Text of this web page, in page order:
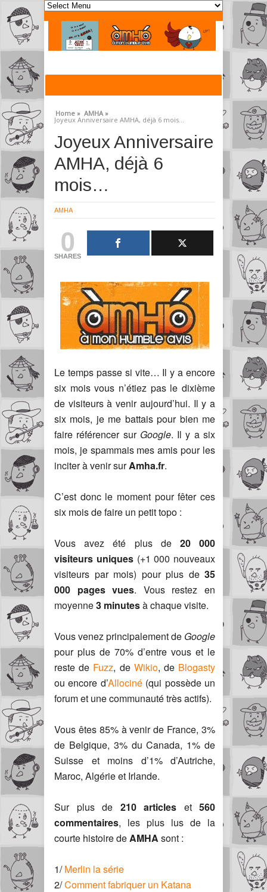
Home » AMHA »
Joyeux Anniversaire AMHA, déjà 6 mois…
Joyeux Anniversaire
AMHA, déjà 6
mois…
AMHA
0
SHARES
Le temps passe si vite… Il y a encore
six mois vous n’étiez pas le dixième
de visiteurs à venir aujourd’hui. Il y a
six mois, je me battais pour bien me
faire référencer sur Google. Il y a six
mois, je spammais mes amis pour les
inciter à venir surAmha.fr.
C’est donc le moment pour fêter ces
six mois de faire un petit topo :
Vous avez été plus de 20 000
visiteurs uniques(+1 000 nouveaux
visiteurs par mois) pour plus de 35
000 pages vues. Vous restez en
moyenne3 minutesà chaque visite.
Vous venez principalement de Google
pour plus de 70% d’entre vous et le
reste de Fuzz, de Wikio, de Blogasty
ou encore d’Allociné(qui possède un
forum et une communauté très actifs).
Vous êtes 85% à venir de France, 3%
de Belgique, 3% du Canada, 1% de
Suisse et moins d’1% d’Autriche,
Maroc, Algérie et Irlande.
Sur plus de 210 articles et 560
commentaires, les plus lus de la
courte histoire deAMHA sont :
1/Merlin la série
2/Comment fabriquer un Katana